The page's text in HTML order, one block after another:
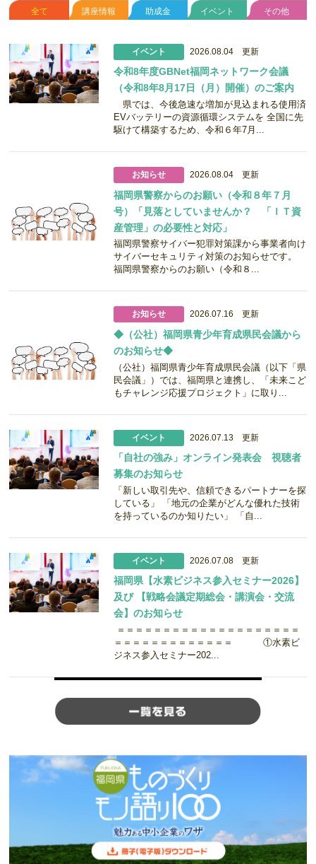
全て 講座情報 助成金 イベント その他
イベント 2026.08.04 更新
令和8年度GBNet福岡ネットワーク会議
（令和8年8月17日（月）開催）のご案内
県では、今後急速な増加が見込まれる使用済
EVバッテリーの資源循環システムを 全国に先
駆けて構築するため、令和６年7月...
お知らせ 2026.08.04 更新
福岡県警察からのお願い（令和８年７月
号）「見落としていませんか？ 「ＩＴ資
産管理」の必要性と対応」
福岡県警察サイバー犯罪対策課から事業者向け
サイバーセキュリティ対策のお知らせです。
福岡県警察からのお願い（令和８...
お知らせ 2026.07.16 更新
◆（公社）福岡県青少年育成県民会議から
のお知らせ◆
（公社）福岡県青少年育成県民会議（以下「県
民会議」）では、福岡県と連携し、「未来こど
もチャレンジ応援プロジェクト」に取り...
イベント 2026.07.13 更新
「自社の強み」オンライン発表会 視聴者
募集のお知らせ
「新しい取引先や、信頼できるパートナーを探
している」 「地元の企業がどんな優れた技術
を持っているのか知りたい」 「自...
イベント 2026.07.08 更新
福岡県【水素ビジネス参入セミナー2026】
及び 【戦略会議定期総会・講演会・交流
会】のお知らせ
＝＝＝＝＝＝＝＝＝＝＝＝＝＝＝＝＝＝＝＝
＝＝＝＝＝＝＝＝＝＝＝＝＝ ①水素ビ
ジネス参入セミナー202...